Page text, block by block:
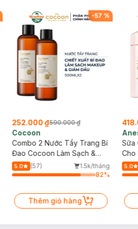
-57 %
252.000 ₫590.000 ₫
Cocoon
Combo 2 Nước Tẩy Trang Bí
Đao Cocoon Làm Sạch &
Giảm Dầu 500ml
5.0 (57)
1.5k/tháng
82%
Thêm giỏ hàng
Sữa
Cho
5.0